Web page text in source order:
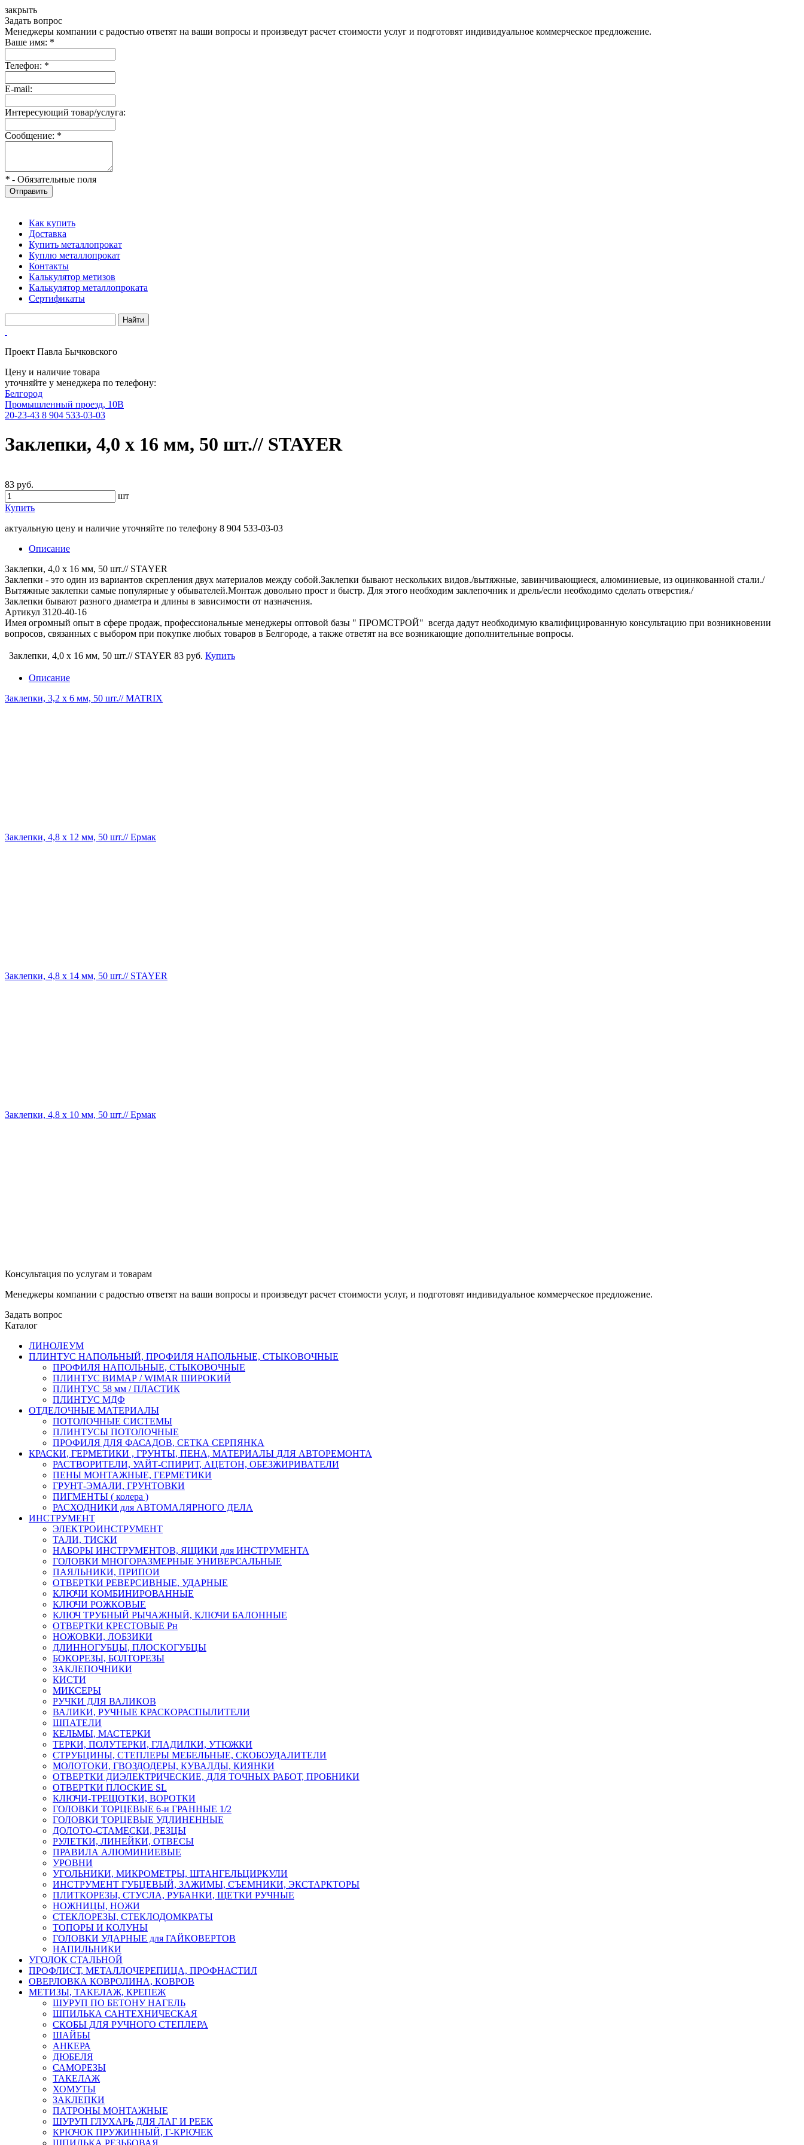
закрыть
Задать вопрос
Менеджеры компании с радостью ответят на ваши вопросы и произведут расчет стоимости услуг и подготовят индивидуальное коммерческое предложение.
Ваше имя: *
Телефон: *
E-mail:
Интересующий товар/услуга:
Сообщение: *
* - Обязательные поля
Отправить
Как купить
Доставка
Купить металлопрокат
Куплю металлопрокат
Контакты
Калькулятор метизов
Калькулятор металлопроката
Сертификаты
Проект Павла Бычковского
Цену и наличие товара
уточняйте у менеджера по телефону:
Белгород
Промышленный проезд, 10В
20-23-43 8 904 533-03-03
Заклепки, 4,0 х 16 мм, 50 шт.// STAYER
83 руб.
шт
Купить
актуальную цену и наличие уточняйте по телефону 8 904 533-03-03
Описание
Заклепки, 4,0 х 16 мм, 50 шт.// STAYER
Заклепки - это один из вариантов скрепления двух материалов между собой.Заклепки бывают нескольких видов./вытяжные, завинчивающиеся, алюминиевые, из оцинкованной стали./
Вытяжные заклепки самые популярные у обывателей.Монтаж довольно прост и быстр. Для этого необходим заклепочник и дрель/если необходимо сделать отверстия./
Заклепки бывают разного диаметра и длины в зависимости от назначения.
Артикул 3120-40-16
Имея огромный опыт в сфере продаж, профессиональные менеджеры оптовой базы " ПРОМСТРОЙ" всегда дадут необходимую квалифицированную консультацию при возникновении
вопросов, связанных с выбором при покупке любых товаров в Белгороде, а также ответят на все возникающие дополнительные вопросы.
Заклепки, 4,0 х 16 мм, 50 шт.// STAYER 83 руб. Купить
Описание
Заклепки, 3,2 х 6 мм, 50 шт.// MATRIX
Заклепки, 4,8 х 12 мм, 50 шт.// Ермак
Заклепки, 4,8 х 14 мм, 50 шт.// STAYER
Заклепки, 4,8 х 10 мм, 50 шт.// Ермак
Консультация по услугам и товарам
Менеджеры компании с радостью ответят на ваши вопросы и произведут расчет стоимости услуг, и подготовят индивидуальное коммерческое предложение.
Задать вопрос
Каталог
ЛИНОЛЕУМ
ПЛИНТУС НАПОЛЬНЫЙ, ПРОФИЛЯ НАПОЛЬНЫЕ, СТЫКОВОЧНЫЕ
ПРОФИЛЯ НАПОЛЬНЫЕ, СТЫКОВОЧНЫЕ
ПЛИНТУС ВИМАР / WIMAR ШИРОКИЙ
ПЛИНТУС 58 мм / ПЛАСТИК
ПЛИНТУС МДФ
ОТДЕЛОЧНЫЕ МАТЕРИАЛЫ
ПОТОЛОЧНЫЕ СИСТЕМЫ
ПЛИНТУСЫ ПОТОЛОЧНЫЕ
ПРОФИЛЯ ДЛЯ ФАСАДОВ, СЕТКА СЕРПЯНКА
КРАСКИ, ГЕРМЕТИКИ , ГРУНТЫ, ПЕНА, МАТЕРИАЛЫ ДЛЯ АВТОРЕМОНТА
РАСТВОРИТЕЛИ, УАЙТ-СПИРИТ, АЦЕТОН, ОБЕЗЖИРИВАТЕЛИ
ПЕНЫ МОНТАЖНЫЕ, ГЕРМЕТИКИ
ГРУНТ-ЭМАЛИ, ГРУНТОВКИ
ПИГМЕНТЫ ( колера )
РАСХОДНИКИ для АВТОМАЛЯРНОГО ДЕЛА
ИНСТРУМЕНТ
ЭЛЕКТРОИНСТРУМЕНТ
ТАЛИ, ТИСКИ
НАБОРЫ ИНСТРУМЕНТОВ, ЯЩИКИ для ИНСТРУМЕНТА
ГОЛОВКИ МНОГОРАЗМЕРНЫЕ УНИВЕРСАЛЬНЫЕ
ПАЯЛЬНИКИ, ПРИПОИ
ОТВЕРТКИ РЕВЕРСИВНЫЕ, УДАРНЫЕ
КЛЮЧИ КОМБИНИРОВАННЫЕ
КЛЮЧИ РОЖКОВЫЕ
КЛЮЧ ТРУБНЫЙ РЫЧАЖНЫЙ, КЛЮЧИ БАЛОННЫЕ
ОТВЕРТКИ КРЕСТОВЫЕ Рн
НОЖОВКИ, ЛОБЗИКИ
ДЛИННОГУБЦЫ, ПЛОСКОГУБЦЫ
БОКОРЕЗЫ, БОЛТОРЕЗЫ
ЗАКЛЕПОЧНИКИ
КИСТИ
МИКСЕРЫ
РУЧКИ ДЛЯ ВАЛИКОВ
ВАЛИКИ, РУЧНЫЕ КРАСКОРАСПЫЛИТЕЛИ
ШПАТЕЛИ
КЕЛЬМЫ, МАСТЕРКИ
ТЕРКИ, ПОЛУТЕРКИ, ГЛАДИЛКИ, УТЮЖКИ
СТРУБЦИНЫ, СТЕПЛЕРЫ МЕБЕЛЬНЫЕ, СКОБОУДАЛИТЕЛИ
МОЛОТОКИ, ГВОЗДОДЕРЫ, КУВАЛДЫ, КИЯНКИ
ОТВЕРТКИ ДИЭЛЕКТРИЧЕСКИЕ, ДЛЯ ТОЧНЫХ РАБОТ, ПРОБНИКИ
ОТВЕРТКИ ПЛОСКИЕ SL
КЛЮЧИ-ТРЕЩОТКИ, ВОРОТКИ
ГОЛОВКИ ТОРЦЕВЫЕ 6-и ГРАННЫЕ 1/2
ГОЛОВКИ ТОРЦЕВЫЕ УДЛИНЕННЫЕ
ДОЛОТО-СТАМЕСКИ, РЕЗЦЫ
РУЛЕТКИ, ЛИНЕЙКИ, ОТВЕСЫ
ПРАВИЛА АЛЮМИНИЕВЫЕ
УРОВНИ
УГОЛЬНИКИ, МИКРОМЕТРЫ, ШТАНГЕЛЬЦИРКУЛИ
ИНСТРУМЕНТ ГУБЦЕВЫЙ, ЗАЖИМЫ, СЪЕМНИКИ, ЭКСТАРКТОРЫ
ПЛИТКОРЕЗЫ, СТУСЛА, РУБАНКИ, ЩЕТКИ РУЧНЫЕ
НОЖНИЦЫ, НОЖИ
СТЕКЛОРЕЗЫ, СТЕКЛОДОМКРАТЫ
ТОПОРЫ И КОЛУНЫ
ГОЛОВКИ УДАРНЫЕ для ГАЙКОВЕРТОВ
НАПИЛЬНИКИ
УГОЛОК СТАЛЬНОЙ
ПРОФЛИСТ, МЕТАЛЛОЧЕРЕПИЦА, ПРОФНАСТИЛ
ОВЕРЛОВКА КОВРОЛИНА, КОВРОВ
МЕТИЗЫ, ТАКЕЛАЖ, КРЕПЕЖ
ШУРУП ПО БЕТОНУ НАГЕЛЬ
ШПИЛЬКА САНТЕХНИЧЕСКАЯ
СКОБЫ ДЛЯ РУЧНОГО СТЕПЛЕРА
ШАЙБЫ
АНКЕРА
ДЮБЕЛЯ
САМОРЕЗЫ
ТАКЕЛАЖ
ХОМУТЫ
ЗАКЛЕПКИ
ПАТРОНЫ МОНТАЖНЫЕ
ШУРУП ГЛУХАРЬ ДЛЯ ЛАГ И РЕЕК
КРЮЧОК ПРУЖИННЫЙ, Г-КРЮЧЕК
ШПИЛЬКА РЕЗЬБОВАЯ